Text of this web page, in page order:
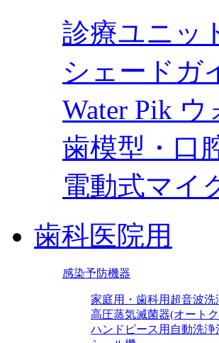
診療ユニッ
シェードガ
Water Pik
歯模型・口
電動式マイ
歯科医院用
感染予防機器
家庭用・歯科用超音波
高圧蒸気滅菌器(オート
ハンドピース用自動洗浄